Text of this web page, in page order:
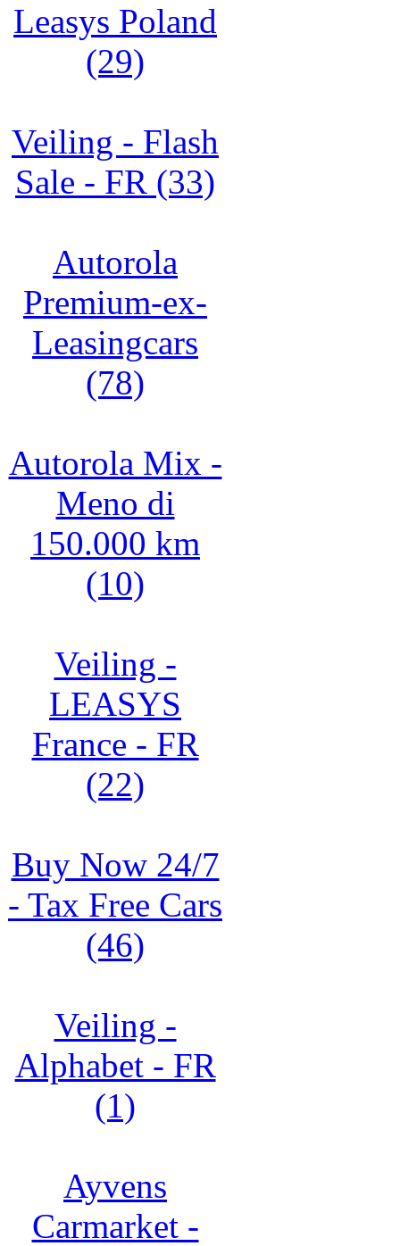
Leasys Poland
(29)
Veiling - Flash
Sale - FR (33)
Autorola
Premium-ex-
Leasingcars
(78)
Autorola Mix -
Meno di
150.000 km
(10)
Veiling -
LEASYS
France - FR
(22)
Buy Now 24/7
- Tax Free Cars
(46)
Veiling -
Alphabet - FR
(1)
Ayvens
Carmarket -